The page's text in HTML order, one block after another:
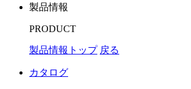
製品情報
PRODUCT
製品情報トップ 戻る
カタログ